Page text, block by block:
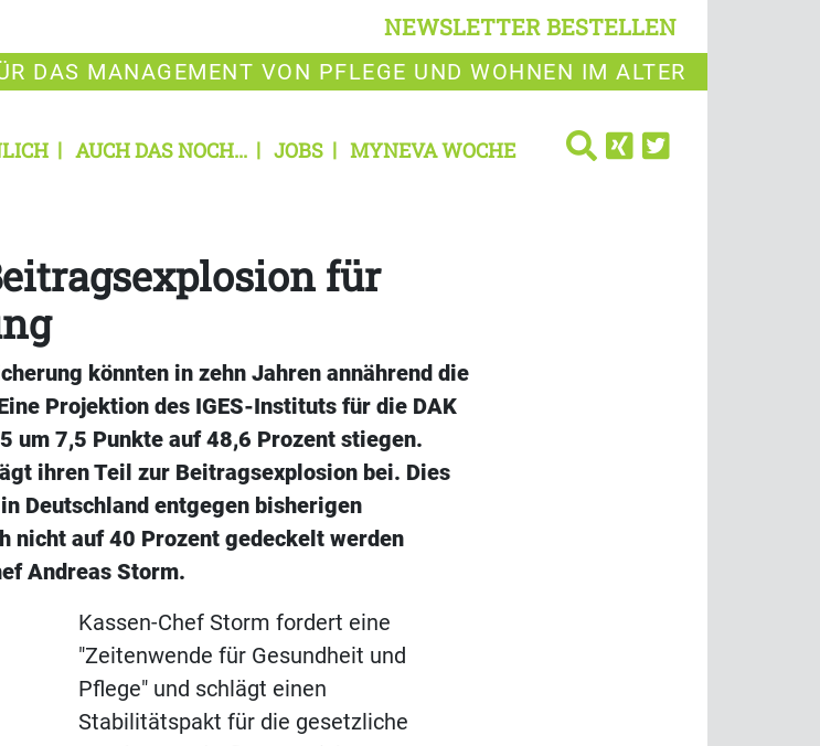
NEWSLETTER BESTELLEN
DAS MANAGEMENT VON PFLEGE UND WOHNEN IM ALTER
AUCH DAS NOCH... JOBS MYNEVA WOCHE
für
könnten in zehn Jahren annährend die
Projektion des IGES-Instituts für die DAK
um 7,5 Punkte auf 48,6 Prozent stiegen.
ihren Teil zur Beitragsexplosion bei. Dies
Deutschland entgegen bisherigen
nicht auf 40 Prozent gedeckelt werden
Andreas Storm.
Kassen-Chef Storm fordert eine
"Zeitenwende für Gesundheit und
Pflege" und schlägt einen
Stabilitätspakt für die gesetzliche